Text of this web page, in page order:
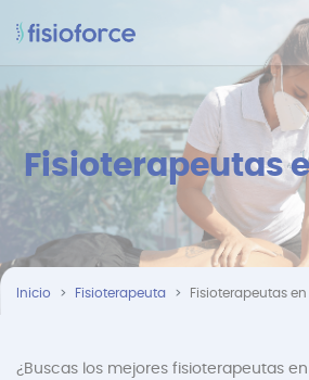
Fisioterapeutas
Inicio Fisioterapeuta Fisioterapeutas
¿Buscas los mejores fisioterapeutas